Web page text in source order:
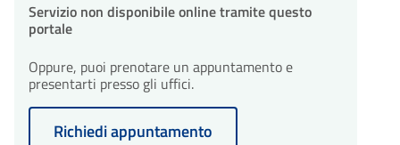
Servizio non disponibile online tramite questo
portale
Oppure, puoi prenotare un appuntamento e
presentarti presso gli uffici.
Richiedi appuntamento